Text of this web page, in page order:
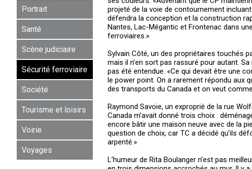
Portrait
Santé
Scène judiciaire
Sécurité ferroviaire
Société
Tourisme et loisirs
Voirie
Voyages
projeté de la voie de contournement
défendra la conception et la construction
Nantes, Lac-Mégantic et Frontenac dans
ferroviaires.»
Sylvain Côté, un des propriétaires touchés
mais il n’en sort pas rassuré pour autant.
pas été entendue. «Ce qui devait être une
le power point. On a rarement répondu aux
des transports du Canada et on veut
Raymond Savoie, un exproprié de la rue
Canada m’avait donné trois choix :
encore bâtir une maison neuve avec de la
question de choix, car TC a décidé qu’ils
arpenté.»
L’humeur de Rita Boulanger n’est pas